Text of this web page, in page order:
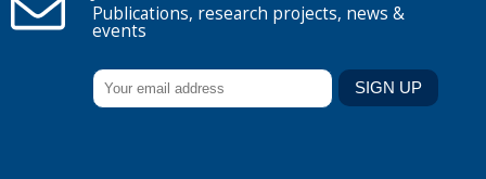
Publications, research projects, news &
events